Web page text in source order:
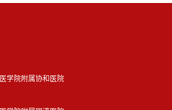
学院附属协和医院